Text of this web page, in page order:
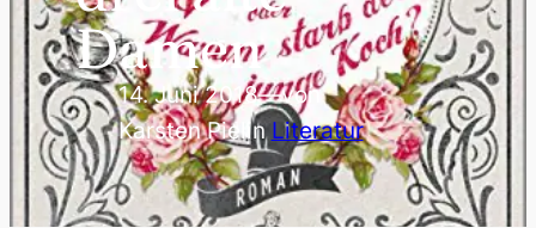
Damen
14. Juni 2018—von
Karsten PielinLiteratur